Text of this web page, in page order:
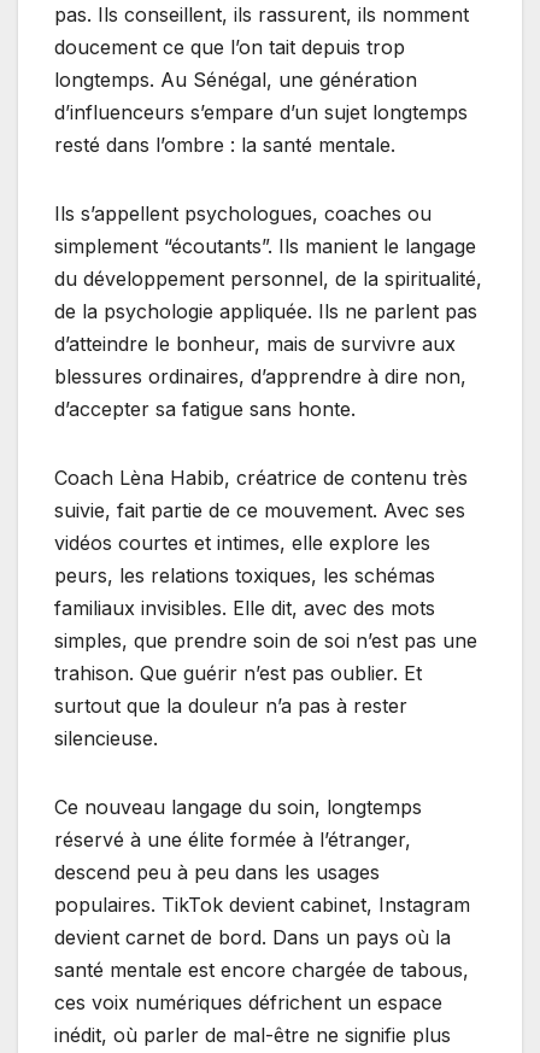
pas. Ils conseillent, ils rassurent, ils nomment
doucement ce que l’on tait depuis trop
longtemps. Au Sénégal, une génération
d’influenceurs s’empare d’un sujet longtemps
resté dans l’ombre : la santé mentale.
Ils s’appellent psychologues, coaches ou
simplement “écoutants”. Ils manient le langage
du développement personnel, de la spiritualité,
de la psychologie appliquée. Ils ne parlent pas
d’atteindre le bonheur, mais de survivre aux
blessures ordinaires, d’apprendre à dire non,
d’accepter sa fatigue sans honte.
Coach Lèna Habib, créatrice de contenu très
suivie, fait partie de ce mouvement. Avec ses
vidéos courtes et intimes, elle explore les
peurs, les relations toxiques, les schémas
familiaux invisibles. Elle dit, avec des mots
simples, que prendre soin de soi n’est pas une
trahison. Que guérir n’est pas oublier. Et
surtout que la douleur n’a pas à rester
silencieuse.
Ce nouveau langage du soin, longtemps
réservé à une élite formée à l’étranger,
descend peu à peu dans les usages
populaires. TikTok devient cabinet, Instagram
devient carnet de bord. Dans un pays où la
santé mentale est encore chargée de tabous,
ces voix numériques défrichent un espace
inédit, où parler de mal-être ne signifie plus